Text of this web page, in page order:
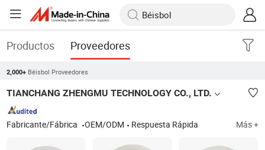
Productos Proveedores
2,000+ Béisbol Proveedores
TIANCHANG ZHENGMU TECHNOLOGY CO., LTD.
Fabricante/Fábrica OEM/ODM Respuesta Rápida Más +